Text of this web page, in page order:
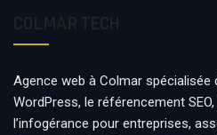
Agence web à Colmar
WordPress, le référencement
l’infogérance pour entreprises,